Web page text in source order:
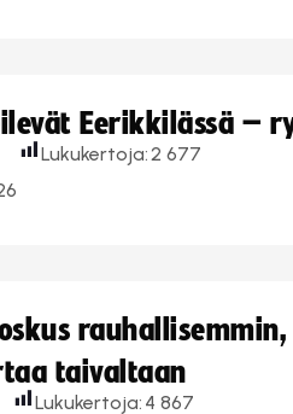
Eerikkilässä –
Lukukertoja:2 677
taivaltaan
Lukukertoja: 4 867